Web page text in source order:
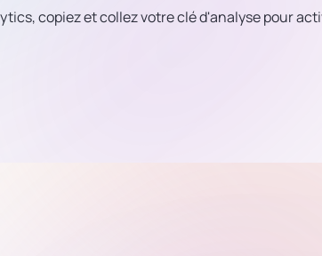
copiez et collez votre clé d'analyse pour